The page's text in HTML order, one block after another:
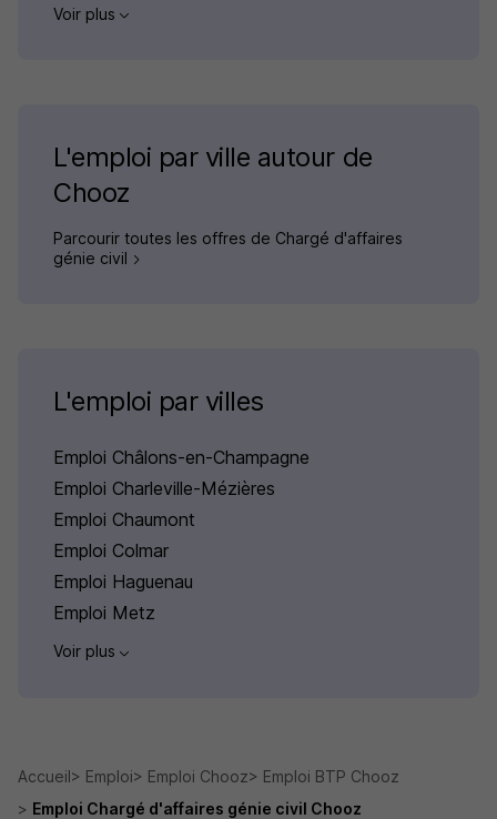
Voir plus
L'emploi par ville autour de
Chooz
Parcourir toutes les offres de Chargé d'affaires
génie civil
L'emploi par villes
Emploi Châlons-en-Champagne
Emploi Charleville-Mézières
Emploi Chaumont
Emploi Colmar
Emploi Haguenau
Emploi Metz
Voir plus
Accueil Emploi Emploi Chooz
Emploi BTP Chooz
Emploi Chargé d'affaires génie civil Chooz